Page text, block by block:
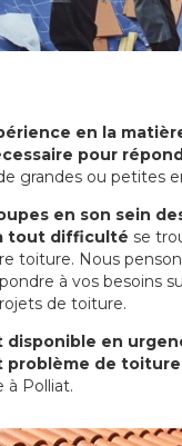
en la
pour
grandes ou petites
en son sein
tout difficulté se
toiture. Nous
à vos besoins
de toiture.
disponible en
problème de toiture
à Polliat.